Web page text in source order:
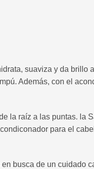
suaviza y da brillo
Además, con el
la raíz a las puntas. la
para el
busca de un cuidado